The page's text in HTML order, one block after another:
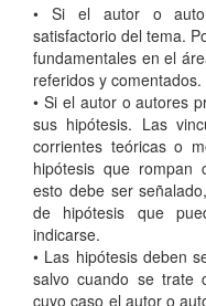
• Si el autor o
satisfactorio del tema.
fundamentales en el
referidos y comentados.
• Si el autor o autores
sus hipótesis. Las
corrientes teóricas o
hipótesis que rompan
esto debe ser
de hipótesis que
indicarse.
• Las hipótesis deben
salvo cuando se trate
cuyo caso el autor o